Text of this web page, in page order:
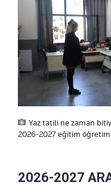
Yaz tatili ne zaman
2026-2027 eğitim öğretim
2026-2027